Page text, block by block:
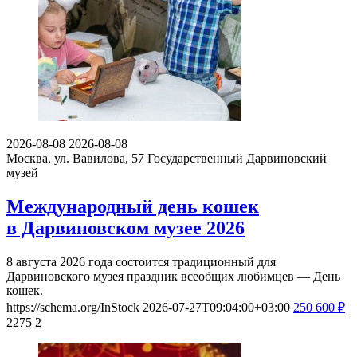
2026-08-08 2026-08-08
Москва, ул. Вавилова, 57 Государственный Дарвиновский
музей
Международный день кошек
в Дарвиновском музее 2026
8 августа 2026 года состоится традиционный для
Дарвиновского музея праздник всеобщих любимцев — День
кошек.
https://schema.org/InStock 2026-07-27T09:04:00+03:00 250 600 ₽
2275 2